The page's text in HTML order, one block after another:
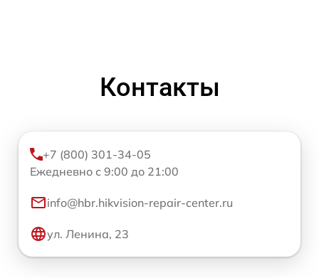
Контакты
+7 (800) 301-34-05
Ежедневно с 9:00 до 21:00
info@hbr.hikvision-repair-center.ru
ул. Ленина, 23